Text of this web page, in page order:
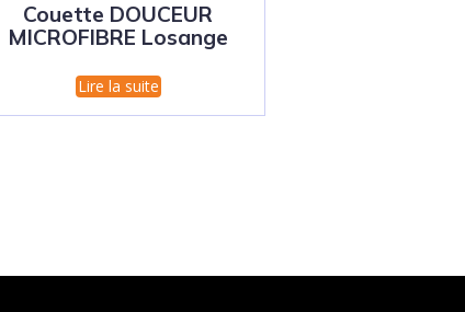
Couette DOUCEUR
MICROFIBRE Losange
Lire la suite